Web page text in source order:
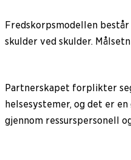
Fredskorpsmodellen
skulder ved skulder.
Partnerskapet forplikter
helsesystemer, og det er
gjennom ressurspersonell